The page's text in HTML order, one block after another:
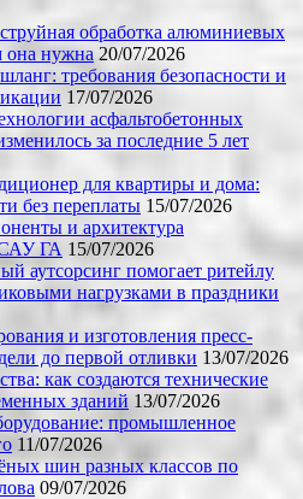
обработка алюминиевых
она нужна 20/07/2026
требования безопасности и
17/07/2026
асфальтобетонных
за последние 5 лет
для квартиры и дома:
без переплаты 15/07/2026
и архитектура
САУ ГА 15/07/2026
аутсорсинг помогает ритейлу
нагрузками в праздники
и изготовления пресс-
до первой отливки 13/07/2026
как создаются технические
зданий 13/07/2026
промышленное
11/07/2026
шин разных классов по
09/07/2026